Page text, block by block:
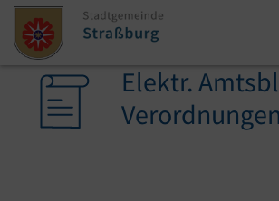
Zum Inhalt springen
Zum Seitenende springen
Sie sind hier:
Elektr.
Verordnungen